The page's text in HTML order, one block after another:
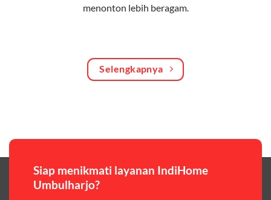
dalam satu pembayaran.
Hemat biaya dengan paket internet berkualitas tinggi
premium,berikut ulasan singkatnya:
Paket Easy
menonton lebih beragam.
Selengkapnya
Siap menikmati layanan IndiHome
Umbulharjo?